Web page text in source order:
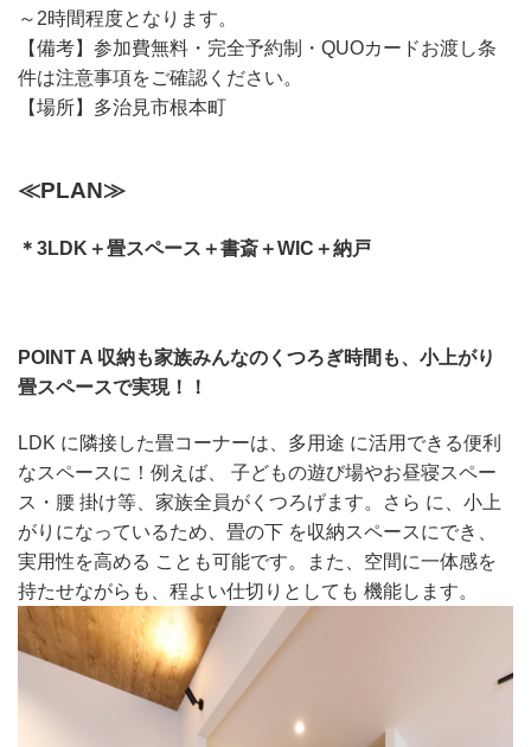
～2時間程度となります。
【備考】参加費無料・完全予約制・QUOカードお渡し条
件は注意事項をご確認ください。
【場所】多治見市根本町
≪PLAN≫
＊3LDK＋畳スペース＋書斎＋WIC＋納戸
POINT A 収納も家族みんなのくつろぎ時間も、小上がり
畳スペースで実現！！
LDK に隣接した畳コーナーは、多用途 に活用できる便利
なスペースに！例えば、 子どもの遊び場やお昼寝スペー
ス・腰 掛け等、家族全員がくつろげます。さら に、小上
がりになっているため、畳の下 を収納スペースにでき、
実用性を高める ことも可能です。また、空間に一体感を
持たせながらも、程よい仕切りとしても 機能します。